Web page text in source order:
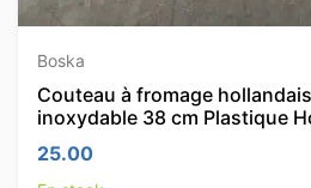
Boska
Couteau à fromage
inoxydable 38 cm Plastique
25.00